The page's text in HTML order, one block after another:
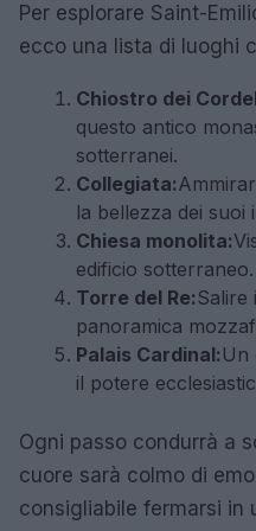
Per esplorare Saint-
ecco una lista di luoghi
Chiostro dei
questo antico
sotterranei.
Collegiata:
la bellezza dei suoi
Chiesa monolita:
edificio sotterraneo.
Torre del Re:Salire
panoramica
Palais Cardinal: Un
il potere
Ogni passo condurrà a
cuore sarà colmo di
consigliabile fermarsi in